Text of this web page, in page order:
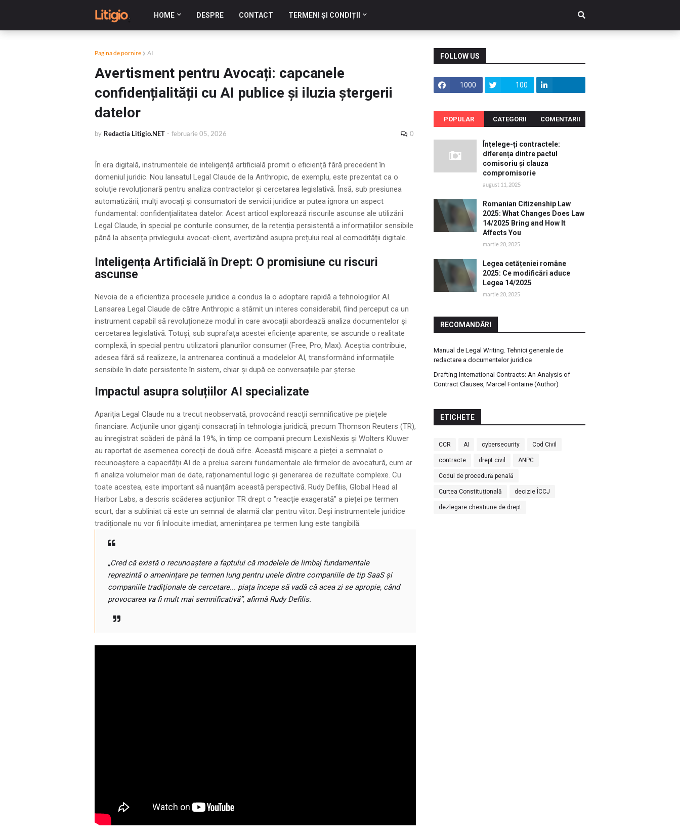
HOME DESPRE CONTACT TERMENI ȘI CONDIȚII
Pagina de pornire AI
Avertisment pentru Avocați: capcanele
confidențialității cu AI publice și iluzia ștergerii
datelor
by Redactia Litigio.NET - februarie 05, 2026 0
În era digitală, instrumentele de inteligență artificială promit o eficiență fără precedent în
domeniul juridic. Nou lansatul Legal Claude de la Anthropic, de exemplu, este prezentat ca o
soluție revoluționară pentru analiza contractelor și cercetarea legislativă. Însă, sub presiunea
automatizării, mulți avocați și consumatori de servicii juridice ar putea ignora un aspect
fundamental: confidențialitatea datelor. Acest articol explorează riscurile ascunse ale utilizării
Legal Claude, în special pe conturile consumer, de la retenția persistentă a informațiilor sensibile
până la absența privilegiului avocat-client, avertizând asupra prețului real al comodității digitale.
Inteligența Artificială în Drept: O promisiune cu riscuri
ascunse
Nevoia de a eficientiza procesele juridice a condus la o adoptare rapidă a tehnologiilor AI.
Lansarea Legal Claude de către Anthropic a stârnit un interes considerabil, fiind perceput ca un
instrument capabil să revoluționeze modul în care avocații abordează analiza documentelor și
cercetarea legislativă. Totuși, sub suprafața acestei eficiențe aparente, se ascunde o realitate
complexă, în special pentru utilizatorii planurilor consumer (Free, Pro, Max). Aceștia contribuie,
adesea fără să realizeze, la antrenarea continuă a modelelor AI, transformând informațiile
sensibile în date persistente în sistem, chiar și după ce conversațiile par șterse.
Impactul asupra soluțiilor AI specializate
Apariția Legal Claude nu a trecut neobservată, provocând reacții semnificative pe piețele
financiare. Acțiunile unor giganți consacrați în tehnologia juridică, precum Thomson Reuters (TR),
au înregistrat scăderi de până la 19%, în timp ce companii precum LexisNexis și Wolters Kluwer
au raportat de asemenea corecții de două cifre. Această mișcare a pieței a semnalat o
recunoaștere a capacității AI de a prelua sarcini fundamentale ale firmelor de avocatură, cum ar
fi analiza volumelor mari de date, raționamentul logic și generarea de rezultate complexe. Cu
toate acestea, este important să nuanțăm această perspectivă. Rudy Defilis, Global Head al
Harbor Labs, a descris scăderea acțiunilor TR drept o "reacție exagerată" a pieței pe termen
scurt, dar a subliniat că este un semnal de alarmă clar pentru viitor. Deși instrumentele juridice
tradiționale nu vor fi înlocuite imediat, amenințarea pe termen lung este tangibilă.
„Cred că există o recunoaștere a faptului că modelele de limbaj fundamentale
reprezintă o amenințare pe termen lung pentru unele dintre companiile de tip SaaS și
companiile tradiționale de cercetare... piața începe să vadă că acea zi se apropie, când
provocarea va fi mult mai semnificativă”, afirmă Rudy Defilis.
FOLLOW US
1000 100
POPULAR CATEGORII COMENTARII
Înțelege-ți contractele:
diferența dintre pactul
comisoriu și clauza
compromisorie
august 11, 2025
Romanian Citizenship Law
2025: What Changes Does Law
14/2025 Bring and How It
Affects You
martie 20, 2025
Legea cetățeniei române
2025: Ce modificări aduce
Legea 14/2025
martie 20, 2025
RECOMANDĂRI
Manual de Legal Writing. Tehnici generale de
redactare a documentelor juridice
Drafting International Contracts: An Analysis of
Contract Clauses, Marcel Fontaine (Author)
ETICHETE
CCR AI cybersecurity Cod Civil
contracte drept civil ANPC
Codul de procedură penală
Curtea Constituțională decizie ÎCCJ
dezlegare chestiune de drept